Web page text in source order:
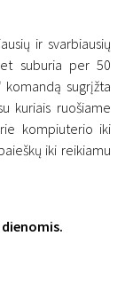
ir svarbiausių
suburia per 50
komandą sugrįžta
kuriais ruošiame
kompiuterio iki
iki reikiamu